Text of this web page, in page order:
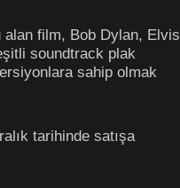
alan film, Bob Dylan, Elvis
soundtrack plak
sahip olmak
tarihinde satışa